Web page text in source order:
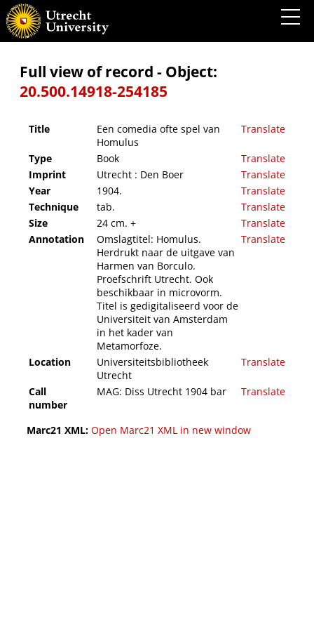
Een comedia ofte spel van Homulus
Full view of record - Object:
20.500.14918-254185
Title
Een comedia ofte spel van
Homulus
Translate
Type Book
Translate
Imprint
Utrecht : Den Boer
Translate
Year
1904.
Translate
Technique
tab.
Translate
Size
24 cm. +
Translate
Annotation
Omslagtitel: Homulus.
Herdrukt naar de uitgave van
Harmen van Borculo.
Proefschrift Utrecht. Ook
beschikbaar in microvorm.
Titel is gedigitaliseerd voor de
Universiteit van Amsterdam
in het kader van
Metamorfoze.
Translate
Location
Universiteitsbibliotheek
Utrecht
Translate
Call
number
MAG: Diss Utrecht 1904 bar Translate
Marc21 XML: Open Marc21 XML in new window